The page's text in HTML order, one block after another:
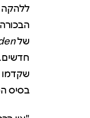
של
שקדמו
בסיס